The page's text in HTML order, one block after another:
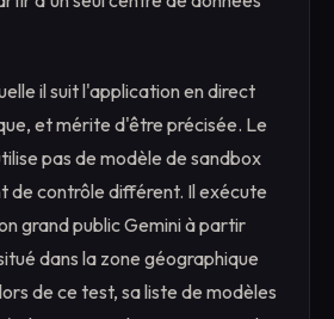
il suit l'application en direct
et mérite d'être précisée. Le
pas de modèle de sandbox
de contrôle différent. Il exécute
grand public Gemini à partir
dans la zone géographique
de ce test, sa liste de modèles